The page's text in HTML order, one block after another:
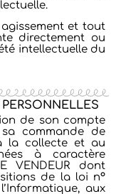
et tout
directement ou
intellectuelle du
de son compte
commande de
la collecte et au
à caractère
VENDEUR dont
de la loi n°
aux